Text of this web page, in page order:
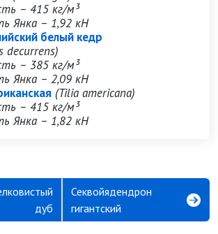
дуб
Секвойядендрон
гигантский
– 415 кг/м³
Янка – 1,92 кН
белый кедр
decurrens)
– 385 кг/м³
Янка – 2,09 кН
(Tilia americana)
– 415 кг/м³
Янка – 1,82 кН